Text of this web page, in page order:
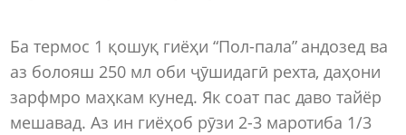
Ба термос 1 қошуқ гиёҳи “Пол-пала” андозед ва
аз болояш 250 мл оби ҷӯшидагӣ рехта, даҳони
зарфмро маҳкам кунед. Як соат пас даво тайёр
мешавад. Аз ин гиёҳоб рӯзи 2-3 маротиба 1/3